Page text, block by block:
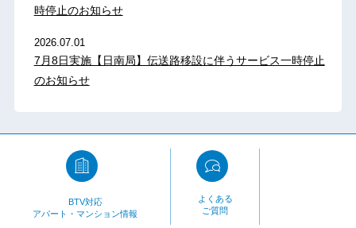
時停止のお知らせ
2026.07.01
7月8日実施【日南局】伝送路移設に伴うサービス一時停止
のお知らせ
BTV対応
アパート・マンション情報
よくある
ご質問